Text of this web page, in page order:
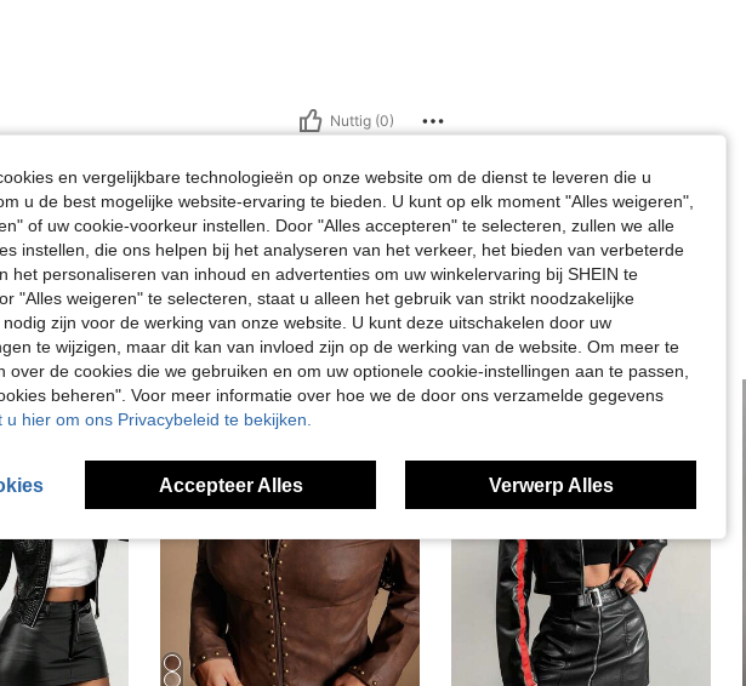
Nuttig (0)
Bekijken
en vergelijkbare technologieën op onze website om de dienst te leveren die u
u de best mogelijke website-ervaring te bieden. U kunt op elk moment "Alles weigeren",
of uw cookie-voorkeur instellen. Door "Alles accepteren" te selecteren, zullen we alle
instellen, die ons helpen bij het analyseren van het verkeer, het bieden van verbeterde
het personaliseren van inhoud en advertenties om uw winkelervaring bij SHEIN te
"Alles weigeren" te selecteren, staat u alleen het gebruik van strikt noodzakelijke
zijn voor de werking van onze website. U kunt deze uitschakelen door uw
te wijzigen, maar dit kan van invloed zijn op de werking van de website. Om meer te
over de cookies die we gebruiken en om uw optionele cookie-instellingen aan te passen,
beheren". Voor meer informatie over hoe we de door ons verzamelde gegevens
u hier om ons Privacybeleid te bekijken.
Accepteer Alles Verwerp Alles